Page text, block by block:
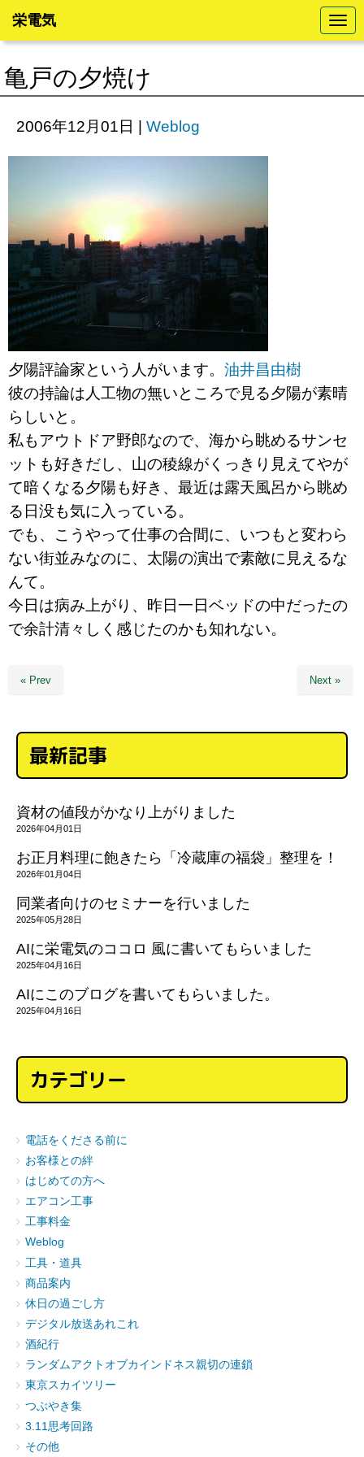
N
a
v
t
栄電気
亀戸の夕焼け
2006年12月01日 | Weblog
夕陽評論家という人がいます。 油井昌由樹
彼の持論は人工物の無いところで見る夕陽が素晴
らしいと。
私もアウトドア野郎なので、海から眺めるサンセ
ットも好きだし、山の稜線がくっきり見えてやが
て暗くなる夕陽も好き、最近は露天風呂から眺め
る日没も気に入っている。
でも、こうやって仕事の合間に、いつもと変わら
ない街並みなのに、太陽の演出で素敵に見えるな
んて。
今日は病み上がり、昨日一日ベッドの中だったの
で余計清々しく感じたのかも知れない。
« Prev Next »
最新記事
資材の値段がかなり上がりました
2026年04月01日
お正月料理に飽きたら「冷蔵庫の福袋」整理を！
2026年01月04日
同業者向けのセミナーを行いました
2025年05月28日
AIに栄電気のココロ 風に書いてもらいました
2025年04月16日
AIにこのブログを書いてもらいました。
2025年04月16日
カテゴリー
電話をくださる前に
お客様との絆
はじめての方へ
エアコン工事
工事料金
Weblog
工具・道具
商品案内
休日の過ごし方
デジタル放送あれこれ
酒紀行
ランダムアクトオブカインドネス親切の連鎖
東京スカイツリー
つぶやき集
3.11思考回路
その他